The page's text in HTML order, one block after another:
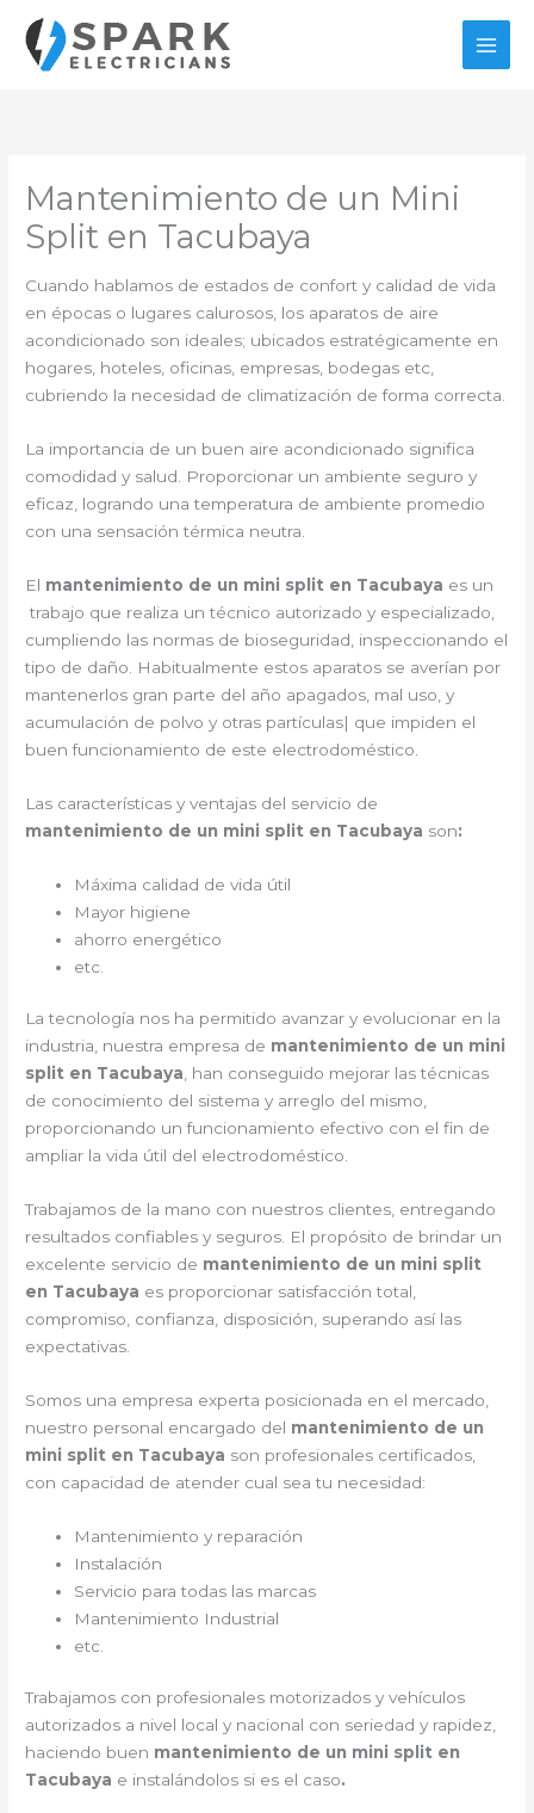
contenido
Mantenimiento de un Mini
Split en Tacubaya
Cuando hablamos de estados de confort y calidad de vida
en épocas o lugares calurosos, los aparatos de aire
acondicionado son ideales; ubicados estratégicamente en
hogares, hoteles, oficinas, empresas, bodegas etc,
cubriendo la necesidad de climatización de forma correcta.
La importancia de un buen aire acondicionado significa
comodidad y salud. Proporcionar un ambiente seguro y
eficaz, logrando una temperatura de ambiente promedio
con una sensación térmica neutra.
El mantenimiento de un mini split en Tacubaya es un
trabajo que realiza un técnico autorizado y especializado,
cumpliendo las normas de bioseguridad, inspeccionando el
tipo de daño. Habitualmente estos aparatos se averían por
mantenerlos gran parte del año apagados, mal uso, y
acumulación de polvo y otras partículas| que impiden el
buen funcionamiento de este electrodoméstico.
Las características y ventajas del servicio de
mantenimiento de un mini split en Tacubaya son:
Máxima calidad de vida útil
Mayor higiene
ahorro energético
etc.
La tecnología nos ha permitido avanzar y evolucionar en la
industria, nuestra empresa de mantenimiento de un mini
split en Tacubaya, han conseguido mejorar las técnicas
de conocimiento del sistema y arreglo del mismo,
proporcionando un funcionamiento efectivo con el fin de
ampliar la vida útil del electrodoméstico.
Trabajamos de la mano con nuestros clientes, entregando
resultados confiables y seguros. El propósito de brindar un
excelente servicio de mantenimiento de un mini split
en Tacubaya es proporcionar satisfacción total,
compromiso, confianza, disposición, superando así las
expectativas.
Somos una empresa experta posicionada en el mercado,
nuestro personal encargado del mantenimiento de un
mini split en Tacubaya son profesionales certificados,
con capacidad de atender cual sea tu necesidad:
Mantenimiento y reparación
Instalación
Servicio para todas las marcas
Mantenimiento Industrial
etc.
Trabajamos con profesionales motorizados y vehículos
autorizados a nivel local y nacional con seriedad y rapidez,
haciendo buen mantenimiento de un mini split en
Tacubaya e instalándolos si es el caso.